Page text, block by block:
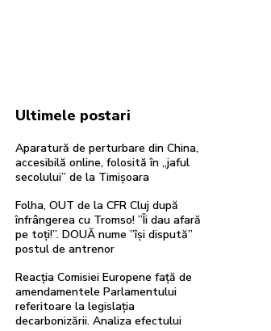
Ultimele postari
Aparatură de perturbare din China,
accesibilă online, folosită în „jaful
secolului” de la Timișoara
Folha, OUT de la CFR Cluj după
înfrângerea cu Tromso! ”Îi dau afară
pe toți!”. DOUĂ nume ”își dispută”
postul de antrenor
Reacția Comisiei Europene față de
amendamentele Parlamentului
referitoare la legislația
decarbonizării. Analiza efectului